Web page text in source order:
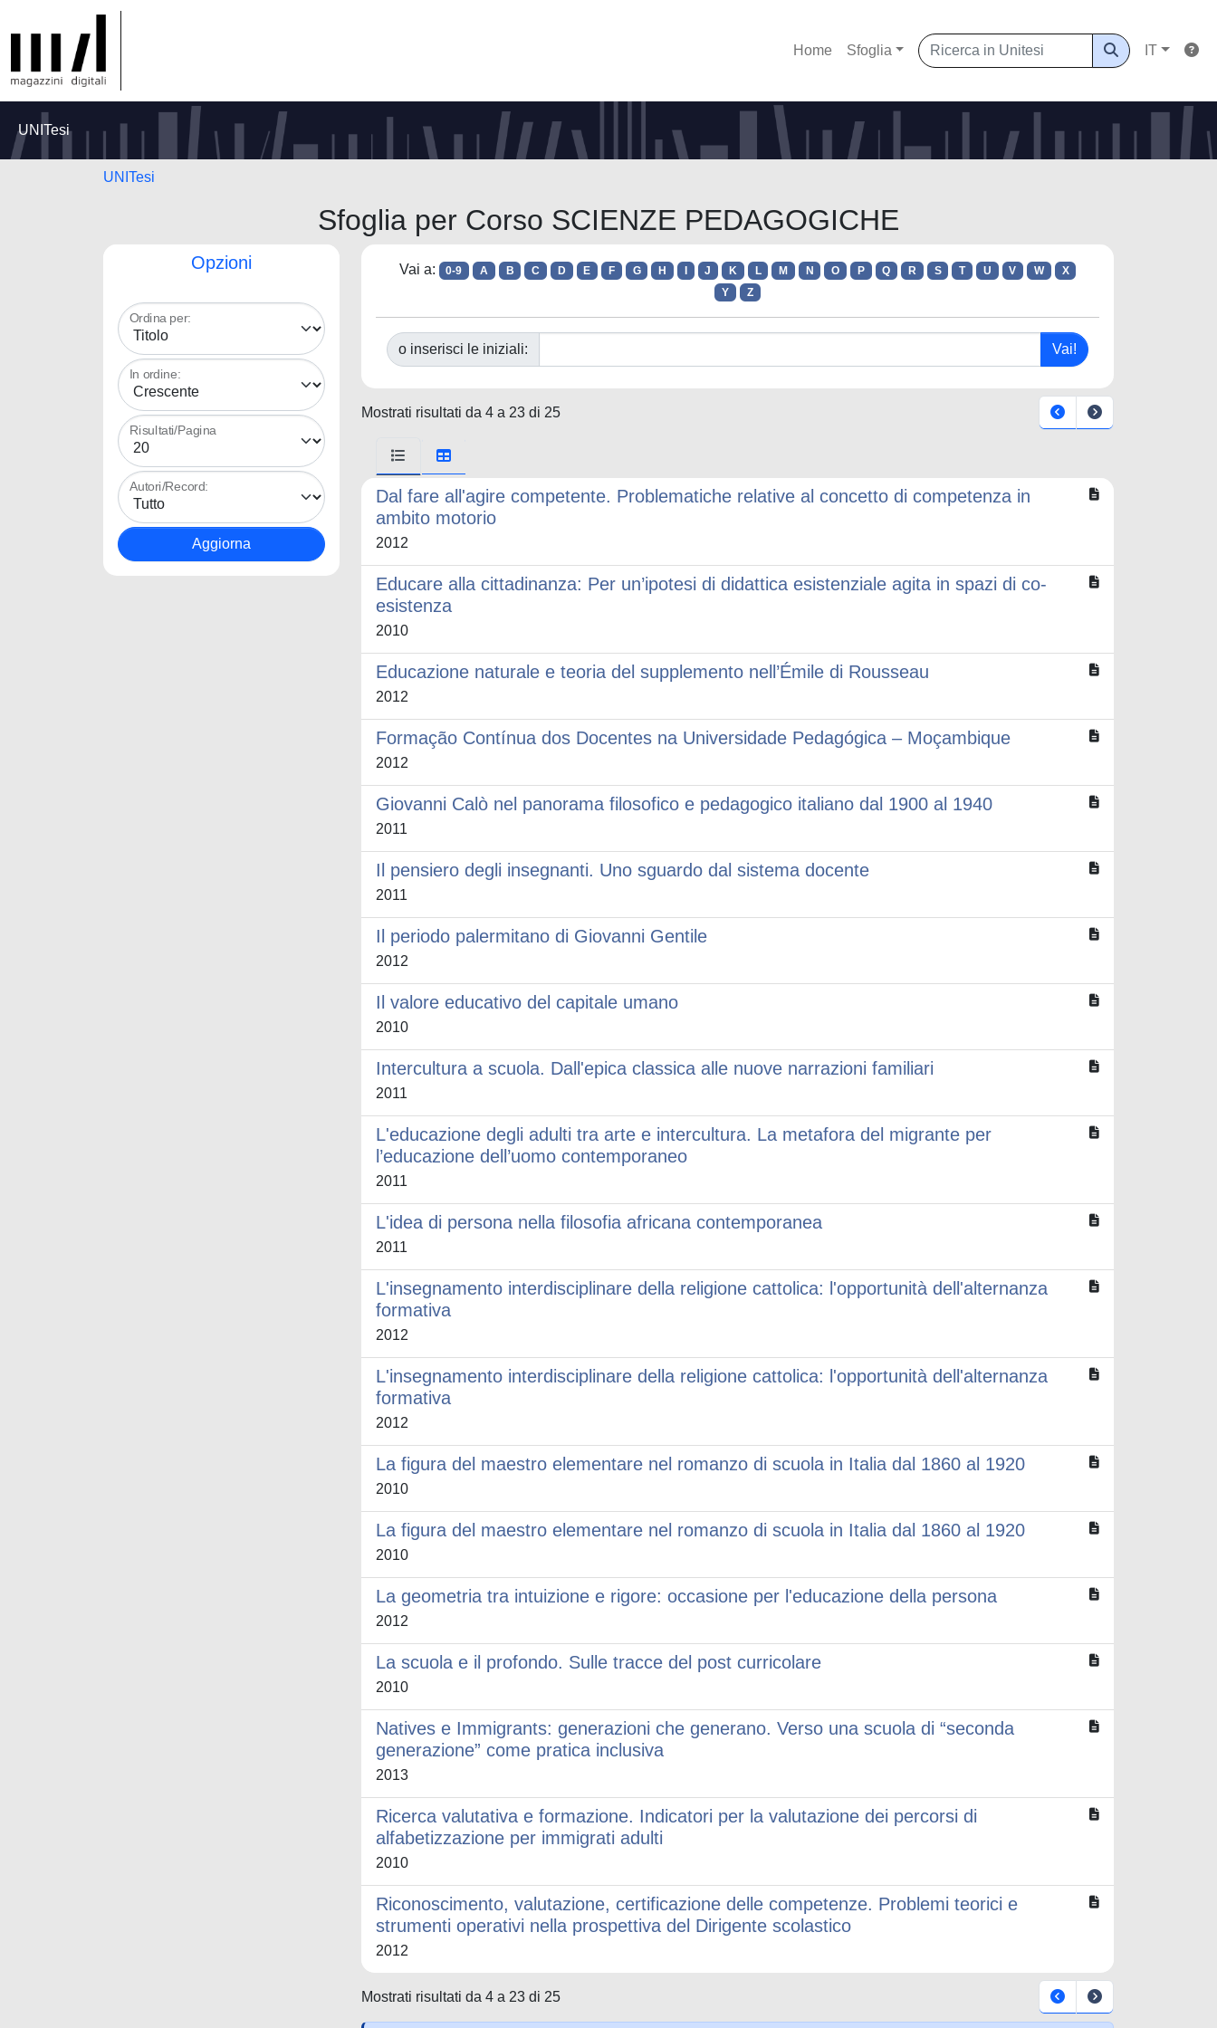
Home Sfoglia IT
UNITesi
UNITesi
Sfoglia per Corso SCIENZE PEDAGOGICHE
Opzioni
Ordina per:
In ordine:
Risultati/Pagina
Autori/Record:
Vai a: 0-9 A B C D E F G H J K L M N O P Q R S T U V W
X
Y
Z
o inserisci le iniziali:
Mostrati risultati da 4 a 23 di 25
Dal fare all'agire competente. Problematiche relative al concetto di competenza in
ambito motorio
2012
Educare alla cittadinanza: Per un’ipotesi di didattica esistenziale agita in spazi di co-
esistenza
2010
Educazione naturale e teoria del supplemento nell’Émile di Rousseau
2012
Formação Contínua dos Docentes na Universidade Pedagógica – Moçambique
2012
Giovanni Calò nel panorama filosofico e pedagogico italiano dal 1900 al 1940
2011
Il pensiero degli insegnanti. Uno sguardo dal sistema docente
2011
Il periodo palermitano di Giovanni Gentile
2012
Il valore educativo del capitale umano
2010
Intercultura a scuola. Dall'epica classica alle nuove narrazioni familiari
2011
L'educazione degli adulti tra arte e intercultura. La metafora del migrante per
l’educazione dell’uomo contemporaneo
2011
L'idea di persona nella filosofia africana contemporanea
2011
L'insegnamento interdisciplinare della religione cattolica: l'opportunità dell'alternanza
formativa
2012
L'insegnamento interdisciplinare della religione cattolica: l'opportunità dell'alternanza
formativa
2012
La figura del maestro elementare nel romanzo di scuola in Italia dal 1860 al 1920
2010
La figura del maestro elementare nel romanzo di scuola in Italia dal 1860 al 1920
2010
La geometria tra intuizione e rigore: occasione per l'educazione della persona
2012
La scuola e il profondo. Sulle tracce del post curricolare
2010
Natives e Immigrants: generazioni che generano. Verso una scuola di “seconda
generazione” come pratica inclusiva
2013
Ricerca valutativa e formazione. Indicatori per la valutazione dei percorsi di
alfabetizzazione per immigrati adulti
2010
Riconoscimento, valutazione, certificazione delle competenze. Problemi teorici e
strumenti operativi nella prospettiva del Dirigente scolastico
2012
Mostrati risultati da 4 a 23 di 25